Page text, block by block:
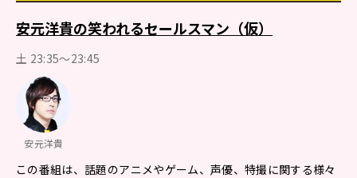
安元洋貴の笑われるセールスマン（仮）
土 23:35～23:45
安元洋貴
この番組は、話題のアニメやゲーム、声優、特撮に関する様々